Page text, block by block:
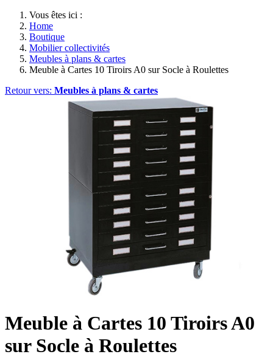
Vous êtes ici :
Home
Boutique
Mobilier collectivités
Meubles à plans & cartes
Meuble à Cartes 10 Tiroirs A0 sur Socle à Roulettes
Retour vers: Meubles à plans & cartes
Meuble à Cartes 10 Tiroirs A0
sur Socle à Roulettes